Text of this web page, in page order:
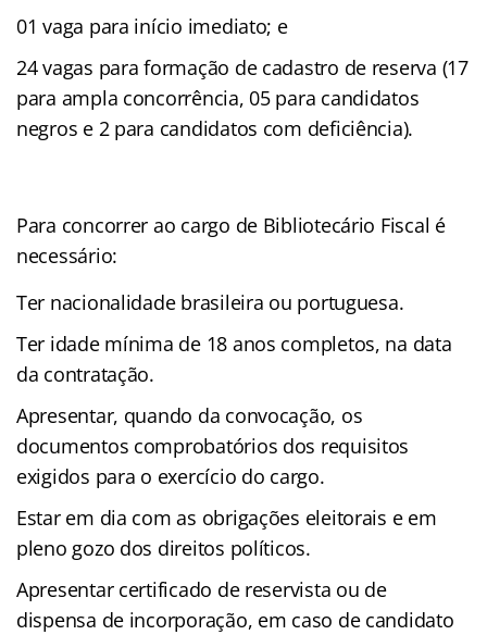
01 vaga para início imediato; e
24 vagas para formação de cadastro de reserva (17
para ampla concorrência, 05 para candidatos
negros e 2 para candidatos com deficiência).
Para concorrer ao cargo de Bibliotecário Fiscal é
necessário:
Ter nacionalidade brasileira ou portuguesa.
Ter idade mínima de 18 anos completos, na data
da contratação.
Apresentar, quando da convocação, os
documentos comprobatórios dos requisitos
exigidos para o exercício do cargo.
Estar em dia com as obrigações eleitorais e em
pleno gozo dos direitos políticos.
Apresentar certificado de reservista ou de
dispensa de incorporação, em caso de candidato